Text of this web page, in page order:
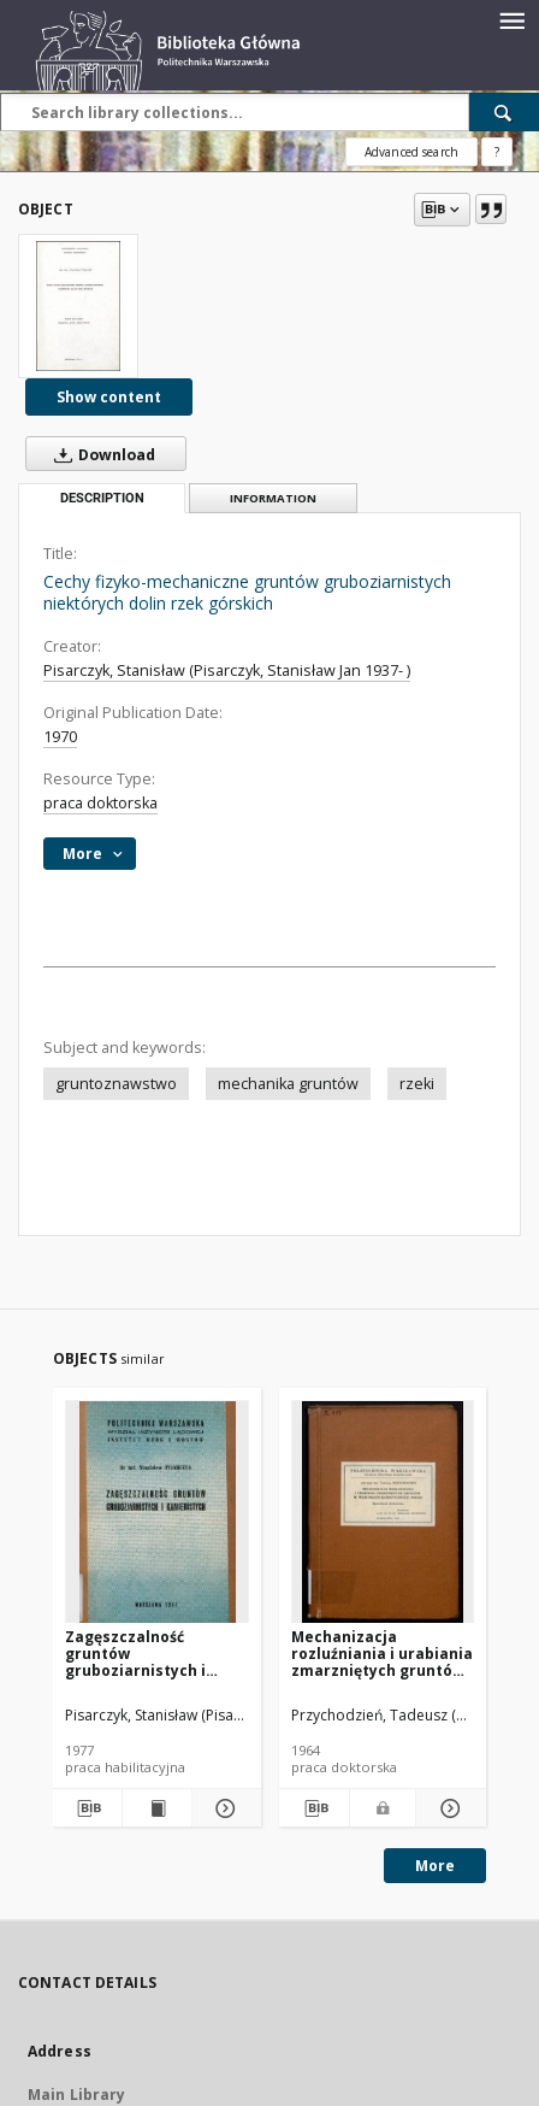
Advanced search ?
OBJECT
Show content
Download
DESCRIPTION INFORMATION
Title:
Cechy fizyko-mechaniczne gruntów gruboziarnistych
niektórych dolin rzek górskich
Creator:
Pisarczyk, Stanisław (Pisarczyk, Stanisław Jan 1937- )
Original Publication Date:
1970
Resource Type:
praca doktorska
More
Subject and keywords:
gruntoznawstwo
mechanika gruntów rzeki
OBJECTS similar
Zagęszczalność
gruntów
gruboziarnistych i
Pisarczyk, Stanisław (Pisarczyk, Stanisław Jan 1937- )
1977
praca habilitacyjna
Mechanizacja
rozluźniania i urabiania
zmarzniętych gruntów
klimatycznych Polski :
dysertacja doktorska
Przychodzień, Tadeusz (1930- )
1964
praca doktorska
More
CONTACT DETAILS
Address
Main Library